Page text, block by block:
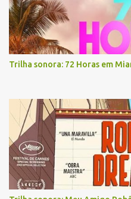
Trilha sonora: 72 Horas em